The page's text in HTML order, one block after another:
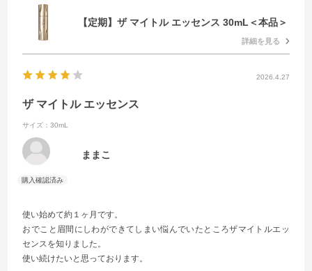
【定期】ザ マイトル エッセンス 30mL＜本品＞
詳細を見る
2026.4.27
ザ マイトル エッセンス
サイズ：30mL
ままこ
使い始めて約１ヶ月です。
おでこと眉間にしわができてしまい悩んでいたところザマイトルエッ
センスを知りました。
使い続けたいと思っております。